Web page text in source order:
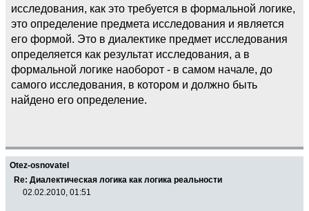
исследования, как это требуется в формальной логике,
это определение предмета исследования и является
его формой. Это в диалектике предмет исследования
определяется как результат исследования, а в
формальной логике наоборот - в самом начале, до
самого исследования, в котором и должно быть
найдено его определение.
Otez-osnovatel
Re: Диалектическая логика как логика реальности
02.02.2010, 01:51